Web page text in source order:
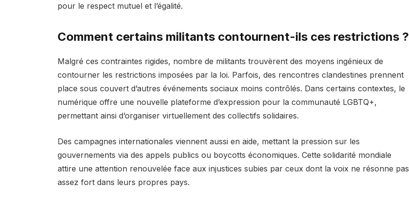
pour le respect mutuel et l’égalité.
Comment certains militants contournent-ils ces restrictions ?
Malgré ces contraintes rigides, nombre de militants trouvèrent des moyens ingénieux de
contourner les restrictions imposées par la loi. Parfois, des rencontres clandestines prennent
place sous couvert d’autres événements sociaux moins contrôlés. Dans certains contextes, le
numérique offre une nouvelle plateforme d’expression pour la communauté LGBTQ+,
permettant ainsi d’organiser virtuellement des collectifs solidaires.
Des campagnes internationales viennent aussi en aide, mettant la pression sur les
gouvernements via des appels publics ou boycotts économiques. Cette solidarité mondiale
attire une attention renouvelée face aux injustices subies par ceux dont la voix ne résonne pas
assez fort dans leurs propres pays.